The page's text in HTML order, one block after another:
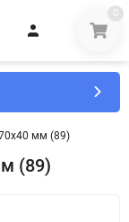
0
мм (89)
(89)